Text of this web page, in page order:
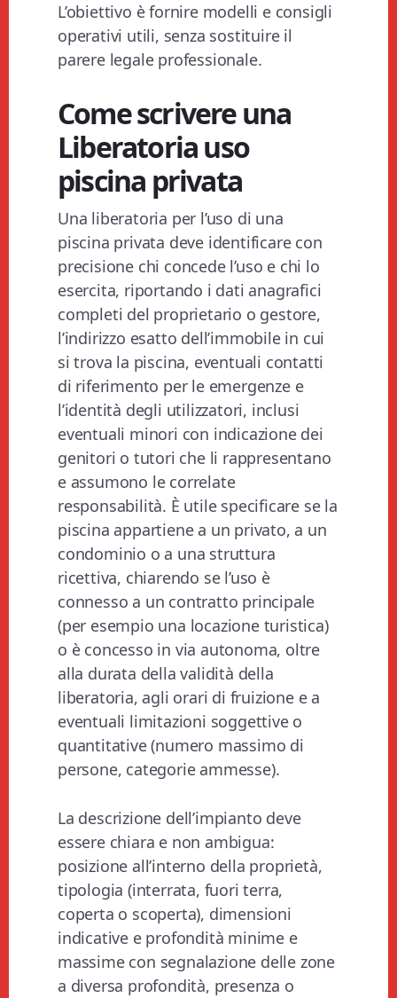
L’obiettivo è fornire modelli e consigli
operativi utili, senza sostituire il
parere legale professionale.
Come scrivere una
Liberatoria uso
piscina privata​
Una liberatoria per l’uso di una
piscina privata deve identificare con
precisione chi concede l’uso e chi lo
esercita, riportando i dati anagrafici
completi del proprietario o gestore,
l’indirizzo esatto dell’immobile in cui
si trova la piscina, eventuali contatti
di riferimento per le emergenze e
l’identità degli utilizzatori, inclusi
eventuali minori con indicazione dei
genitori o tutori che li rappresentano
e assumono le correlate
responsabilità. È utile specificare se la
piscina appartiene a un privato, a un
condominio o a una struttura
ricettiva, chiarendo se l’uso è
connesso a un contratto principale
(per esempio una locazione turistica)
o è concesso in via autonoma, oltre
alla durata della validità della
liberatoria, agli orari di fruizione e a
eventuali limitazioni soggettive o
quantitative (numero massimo di
persone, categorie ammesse).
La descrizione dell’impianto deve
essere chiara e non ambigua:
posizione all’interno della proprietà,
tipologia (interrata, fuori terra,
coperta o scoperta), dimensioni
indicative e profondità minime e
massime con segnalazione delle zone
a diversa profondità, presenza o